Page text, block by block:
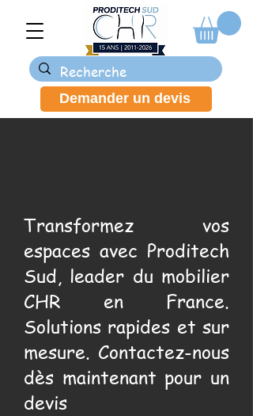
Demander un devis
Transformez vos
espaces avec Proditech
Sud, leader du mobilier
CHR en France.
Solutions rapides et sur
mesure. Contactez-nous
dès maintenant pour un
devis